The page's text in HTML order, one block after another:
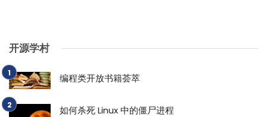
开源学村
编程类开放书籍荟萃
如何杀死 Linux 中的僵尸进程